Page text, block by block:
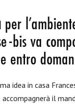
per
bis va
entro
idea in casa
il